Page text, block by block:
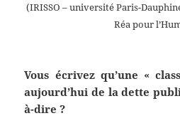
(IRISSO – université Paris-
Réa pour
Vous écrivez qu’une «
aujourd’hui de la dette
à-dire ?